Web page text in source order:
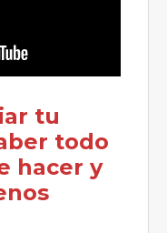
tu
todo
hacer y